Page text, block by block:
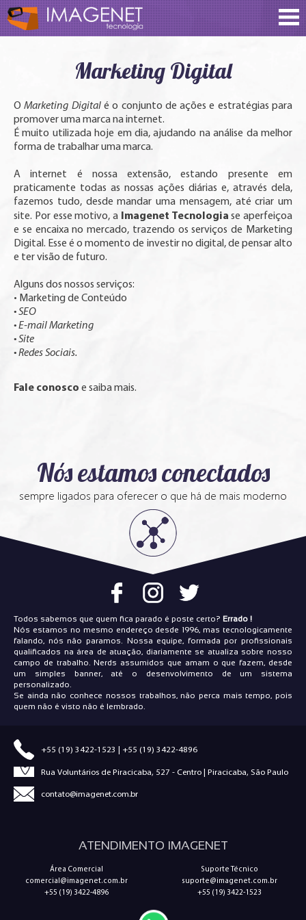
Marketing Digital
OMarketing Digital é o conjunto de ações e estratégias para
promover uma marca na internet.
É muito utilizada hoje em dia, ajudando na análise da melhor
forma de trabalhar uma marca.
A internet é nossa extensão, estando presente em
praticamente todas as nossas ações diárias e, através dela,
fazemos tudo, desde mandar uma mensagem, até criar um
site. Por esse motivo, a Imagenet Tecnologia se aperfeiçoa
e se encaixa no mercado, trazendo os serviços de Marketing
Digital. Esse é o momento de investir no digital, de pensar alto
e ter visão de futuro.
Alguns dos nossos serviços:
• Marketing de Conteúdo
• SEO
• E-mail Marketing
• Site
• Redes Sociais.
Fale conosco e saiba mais.
Nós estamos conectados
sempre ligados para oferecer o que há de mais moderno
Todos sabemos que quem fica parado é poste certo? Errado !
Nós estamos no mesmo endereço desde 1996, mas tecnologicamente
falando, nós não paramos. Nossa equipe, formada por profissionais
qualificados na área de atuação, diariamente se atualiza sobre nosso
campo de trabalho. Nerds assumidos que amam o que fazem, desde
um simples banner, até o desenvolvimento de um sistema
personalizado.
Se ainda não conhece nossos trabalhos, não perca mais tempo, pois
quem não é visto não é lembrado.
+55 (19) 3422-1523 | +55 (19) 3422-4896
Rua Voluntários de Piracicaba, 527 - Centro | Piracicaba, São Paulo
contato@imagenet.com.br
ATENDIMENTO IMAGENET
Área Comercial
comercial@imagenet.com.br
+55 (19) 3422-4896
Suporte Técnico
suporte@imagenet.com.br
+55 (19) 3422-1523